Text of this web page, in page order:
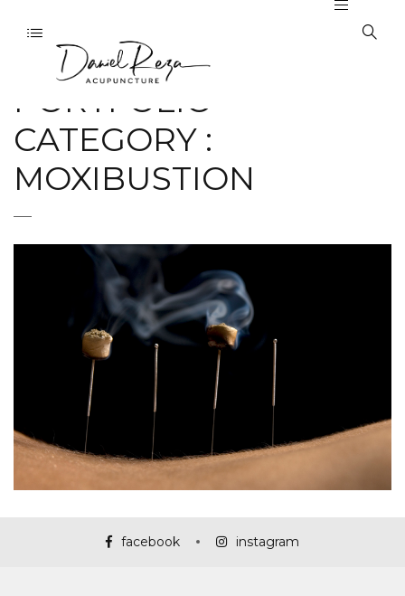
PORTFOLIO
CATEGORY :
MOXIBUSTION
facebook instagram